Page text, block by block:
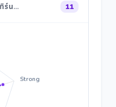
ร์น… 11
Strong